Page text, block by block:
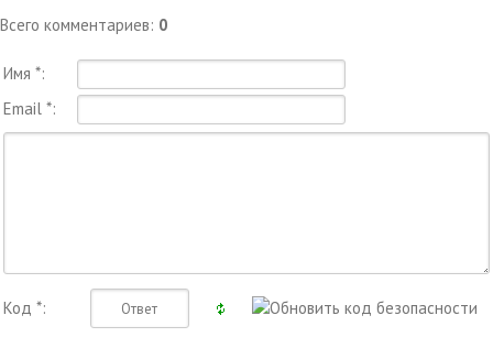
Всего комментариев: 0
Имя *:
Email *:
Код *: